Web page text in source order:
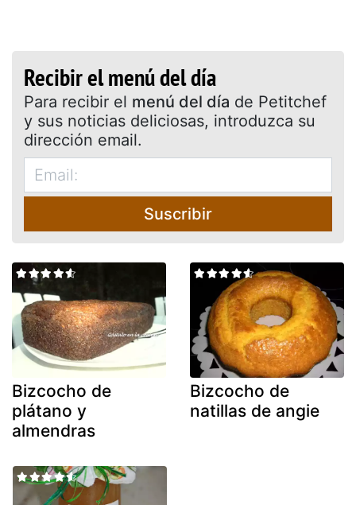
Recibir el menú del día
Para recibir el menú del día de Petitchef
y sus noticias deliciosas, introduzca su
dirección email.
Suscribir
Bizcocho de
plátano y
almendras
Bizcocho de
natillas de angie